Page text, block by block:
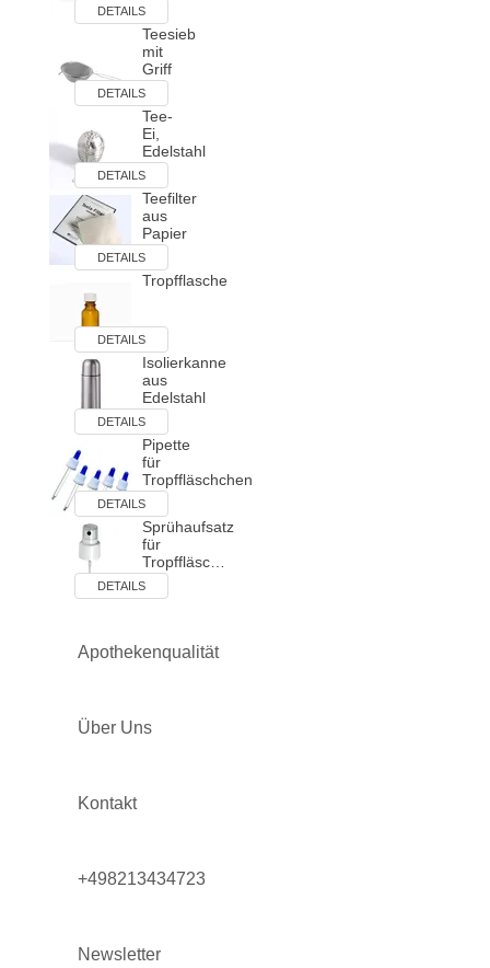
DETAILS
Teesieb
mit
Griff
DETAILS
Tee-
Ei,
Edelstahl
DETAILS
Teefilter
aus
Papier
DETAILS
Tropfflasche
DETAILS
Isolierkanne
aus
Edelstahl
DETAILS
Pipette
für
Tropffläschchen
DETAILS
Sprühaufsatz
für
Tropffläsc…
DETAILS
Apothekenqualität
Über Uns
Kontakt
+498213434723
Newsletter